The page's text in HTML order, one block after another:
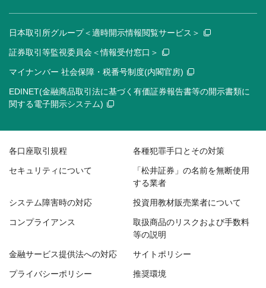
日本取引所グループ＜適時開示情報閲覧サービス＞
証券取引等監視委員会＜情報受付窓口＞
マイナンバー 社会保障・税番号制度(内閣官房)
EDINET(金融商品取引法に基づく有価証券報告書等の開示書類に
関する電子開示システム)
各口座取引規程 各種犯罪手口とその対策
セキュリティについて
「松井証券」の名前を無断使用
する業者
システム障害時の対応 投資用教材販売業者について
コンプライアンス
取扱商品のリスクおよび手数料
等の説明
金融サービス提供法への対応 サイトポリシー
プライバシーポリシー 推奨環境